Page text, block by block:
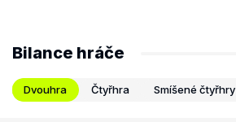
Bilance hráče
Dvouhra Čtyřhra Smíšené čtyřhry